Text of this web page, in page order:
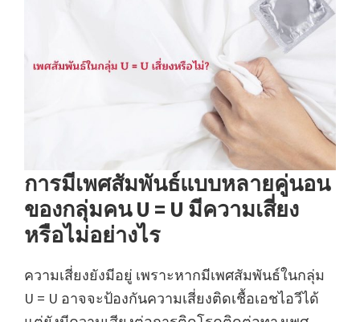
การมีเพศสัมพันธ์แบบหลายคู่นอน
ของกลุ่มคน U = U มีความเสี่ยง
หรือไม่อย่างไร
ความเสี่ยงยังมีอยู่ เพราะหากมีเพศสัมพันธ์ในกลุ่ม
U = U อาจจะป้องกันความเสี่ยงติดเชื้อเอชไอวีได้